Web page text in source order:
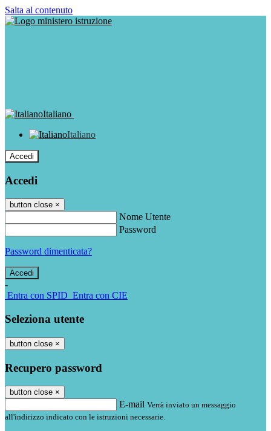
Salta al contenuto
Italiano
Italiano
Accedi
Accedi
button close ×
Nome Utente
Password
Password dimenticata?
-
Entra con SPID Entra con CIE
Seleziona utente
button close ×
Recupero password
button close ×
E-mail Verrà inviato un messaggio
all'indirizzo indicato con le istruzioni necessarie.